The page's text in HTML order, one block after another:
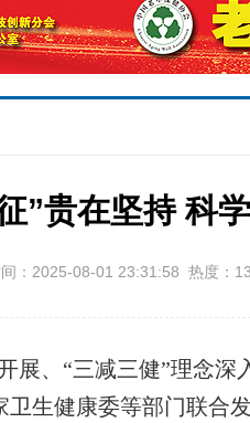
”贵在坚持 科
：2025-08-01 23:31:58 热度：
展、“三减三健”理念
生健康委等部门联合